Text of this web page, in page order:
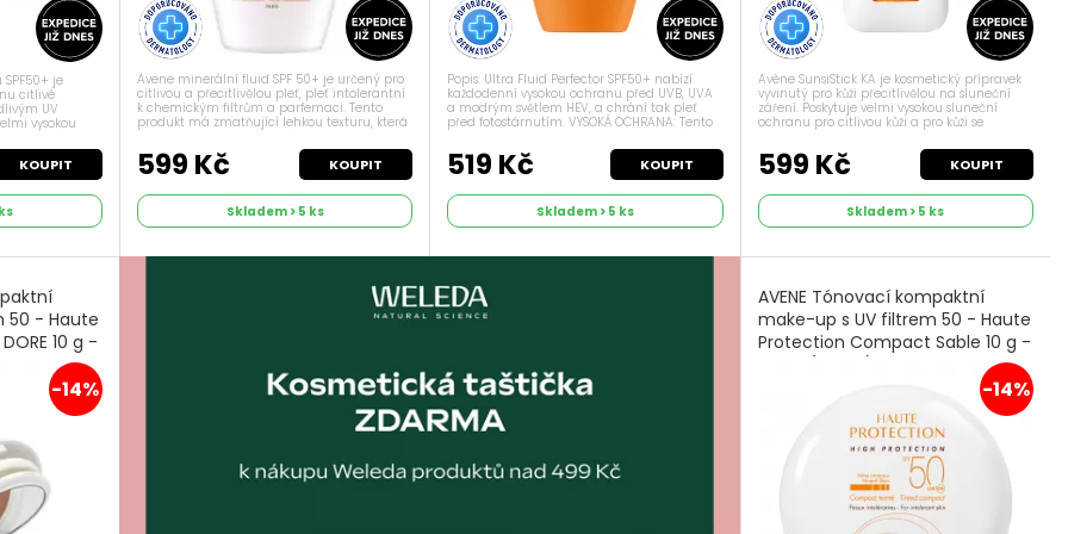
je
citlivé
UV
vysokou
který je navržen
KOUPIT
Avene minerální fluid SPF 50+ je určený pro
citlivou a přecitlivělou pleť, pleť intolerantní
k chemickým filtrům a parfemaci. Tento
produkt má zmatňující lehkou texturu, která
citlivou a intolerantní pleť. ...
599 Kč KOUPIT
Skladem > 5 ks
Popis: Ultra Fluid Perfector SPF50+ nabízí
každodenní vysokou ochranu před UVB, UVA
a modrým světlem HEV, a chrání tak pleť
před fotostárnutím. VYSOKÁ OCHRANA: Tento
sluneční filtr, který chrání před...
519 Kč KOUPIT
Skladem > 5 ks
Avène SunsiStick KA je kosmetický přípravek
vyvinutý pro kůži přecitlivělou na sluneční
záření. Poskytuje velmi vysokou sluneční
ochranu pro citlivou kůži a pro kůži se
lze použít na lokalizované...
599 Kč KOUPIT
Skladem > 5 ks
50 - Haute
10 g -
-14%
AVENE Tónovací kompaktní
make-up s UV filtrem 50 - Haute
Protection Compact Sable 10 g -
-14%